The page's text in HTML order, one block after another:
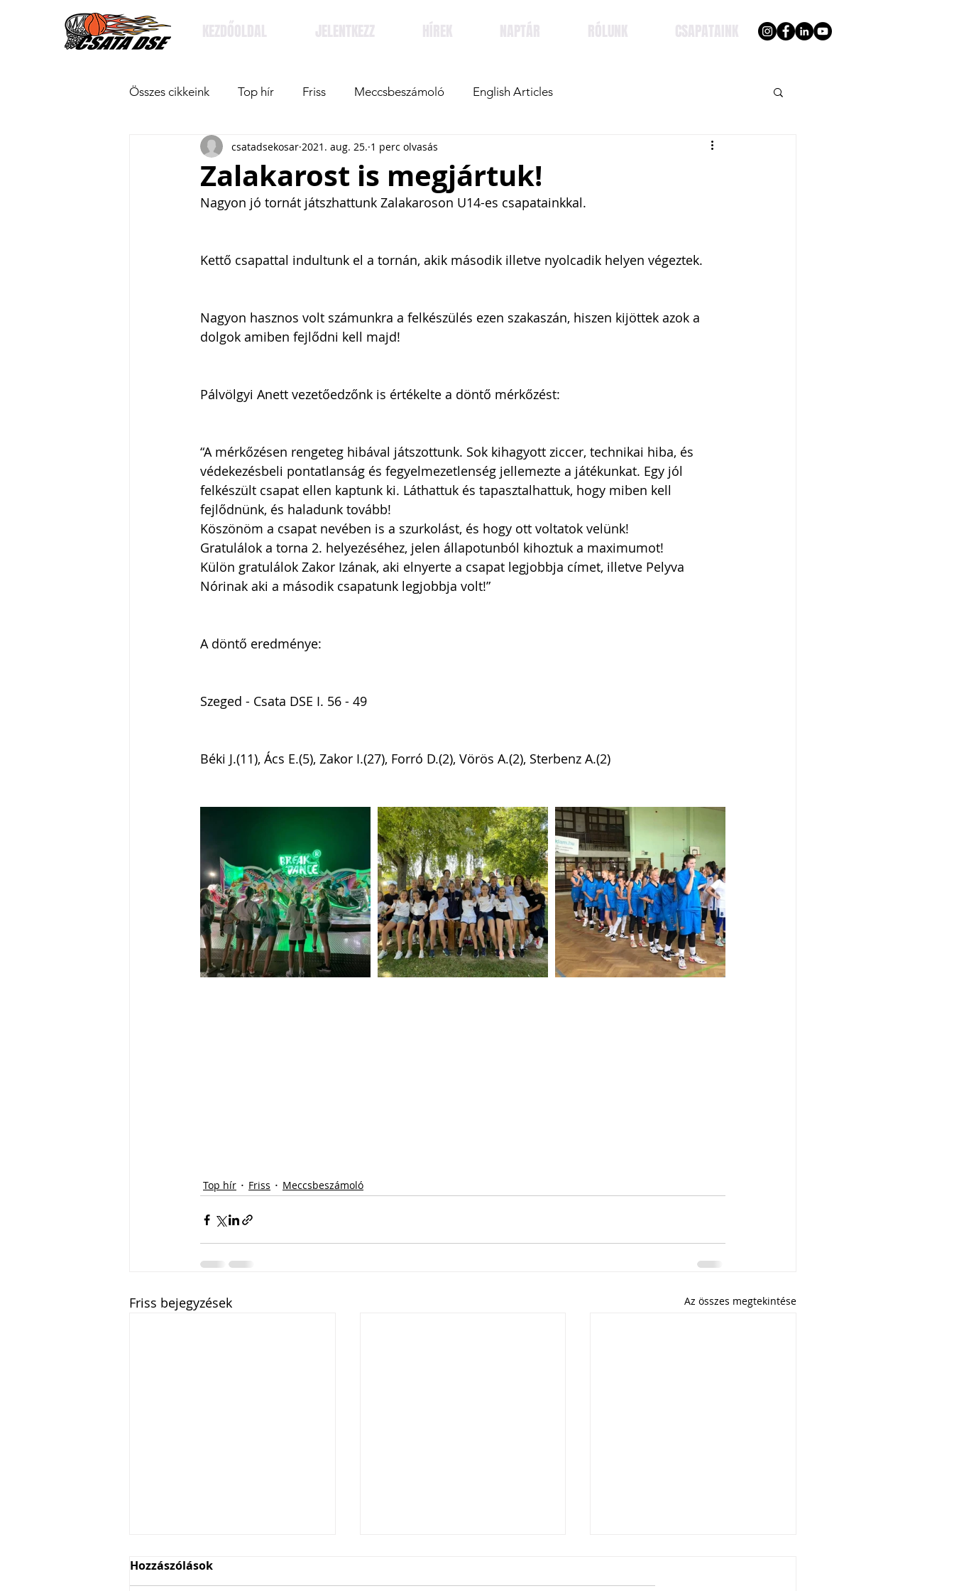
KEZDŐOLDAL JELENTKEZZ HÍREK NAPTÁR RÓLUNK CSAPATAINK
Összes cikkeink Top hír Friss Meccsbeszámoló English Articles
Zalakarost is megjártuk!
csatadsekosar 2021. aug. 25. 1 perc olvasás
Nagyon jó tornát játszhattunk Zalakaroson U14-es csapatainkkal.
Kettő csapattal indultunk el a tornán, akik második illetve nyolcadik helyen végeztek.
Nagyon hasznos volt számunkra a felkészülés ezen szakaszán, hiszen kijöttek azok a
dolgok amiben fejlődni kell majd!
Pálvölgyi Anett vezetőedzőnk is értékelte a döntő mérkőzést:
“A mérkőzésen rengeteg hibával játszottunk. Sok kihagyott ziccer, technikai hiba, és
védekezésbeli pontatlanság és fegyelmezetlenség jellemezte a játékunkat. Egy jól
felkészült csapat ellen kaptunk ki. Láthattuk és tapasztalhattuk, hogy miben kell
fejlődnünk, és haladunk tovább!
Köszönöm a csapat nevében is a szurkolást, és hogy ott voltatok velünk!
Gratulálok a torna 2. helyezéséhez, jelen állapotunból kihoztuk a maximumot!
Külön gratulálok Zakor Izának, aki elnyerte a csapat legjobbja címet, illetve Pelyva
Nórinak aki a második csapatunk legjobbja volt!”
A döntő eredménye:
Szeged - Csata DSE I. 56 - 49
Béki J.(11), Ács E.(5), Zakor I.(27), Forró D.(2), Vörös A.(2), Sterbenz A.(2)
Top hír Friss Meccsbeszámoló
Friss bejegyzések Az összes megtekintése
Hozzászólások